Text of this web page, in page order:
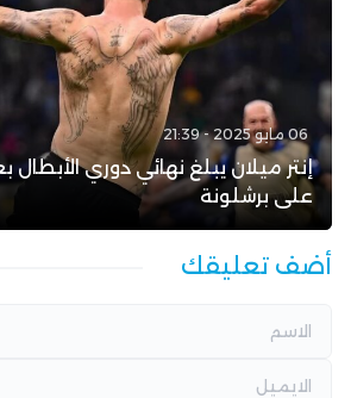
06 مايو 2025 - 21:39
إنتر ميلان يبلغ نهائي دوري الأبطال
على برشلونة
أضف تعليقك